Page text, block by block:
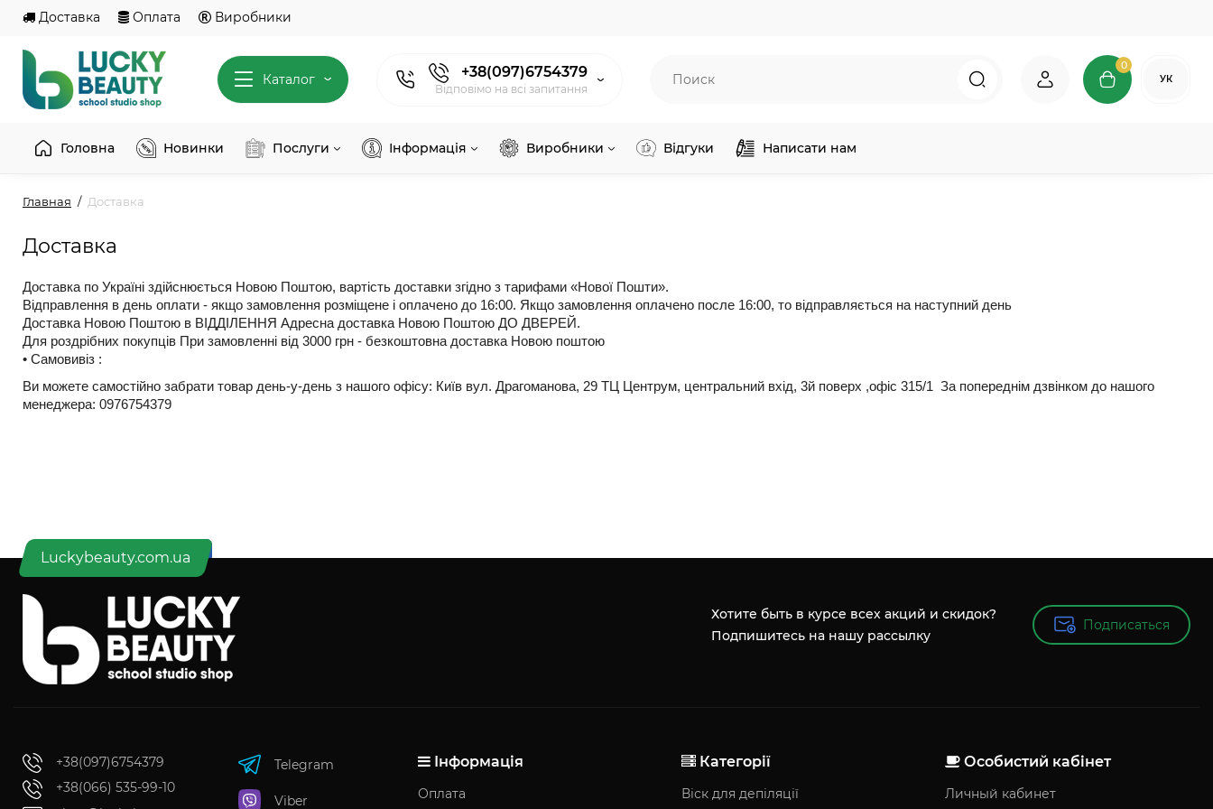
Доставка Оплата Виробники
Каталог +38(097)6754379
Відповімо на всі запитання
0
УК
Головна Новинки Послуги Інформація Виробники Відгуки Написати нам
Главная Доставка
Доставка
Доставка по Україні здійснюється Новою Поштою, вартість доставки згідно з тарифами «Нової Пошти».
Відправлення в день оплати - якщо замовлення розміщене і оплачено до 16:00. Якщо замовлення оплачено после 16:00, то відправляється на наступний день
Доставка Новою Поштою в ВІДДІЛЕННЯ Адресна доставка Новою Поштою ДО ДВЕРЕЙ.
Для роздрібних покупців При замовленні від 3000 грн - безкоштовна доставка Новою поштою
• Самовивіз :
Ви можете самостійно забрати товар день-у-день з нашого офісу: Київ вул. Драгоманова, 29 ТЦ Центрум, центральний вхід, 3й поверх ,офіс 315/1 За попереднім дзвінком до нашого
менеджера: 0976754379
Luckybeauty.com.ua
Хотите быть в курсе всех акций и скидок?
Подпишитесь на нашу рассылку
Подписаться
Подписаться
+38(097)6754379
+38(066) 535-99-10
Telegram
Viber
Інформація
Оплата
Категорії
Віск для депіляції
Особистий кабінет
Личный кабинет